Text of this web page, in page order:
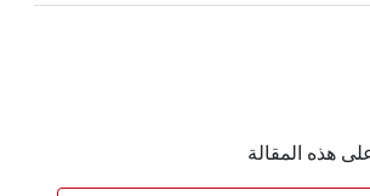
هذه المقالة